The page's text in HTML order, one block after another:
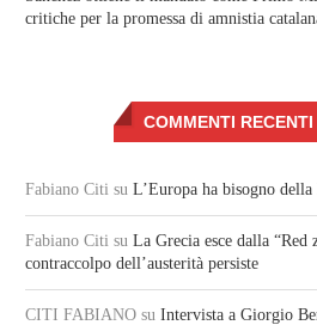
critiche per la promessa di amnistia
COMMENTI RECENTI
Fabiano Citi su L’Europa ha bisogno della
Fabiano Citi su La Grecia esce dalla “Red
contraccolpo dell’austerità persiste
CITI FABIANO su Intervista a Giorgio